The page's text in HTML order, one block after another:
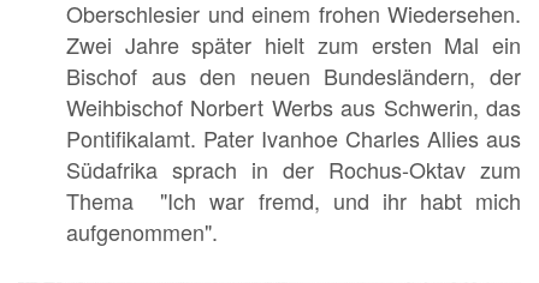
Oberschlesier und einem frohen Wiedersehen.
Zwei Jahre später hielt zum ersten Mal ein
Bischof aus den neuen Bundesländern, der
Weihbischof Norbert Werbs aus Schwerin, das
Pontifikalamt. Pater Ivanhoe Charles Allies aus
Südafrika sprach in der Rochus-Oktav zum
Thema "Ich war fremd, und ihr habt mich
aufgenommen".